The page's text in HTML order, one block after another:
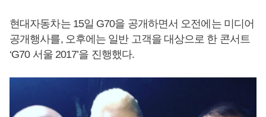
현대자동차는 15일 G70을 공개하면서 오전에는 미디어
공개행사를, 오후에는 일반 고객을 대상으로 한 콘서트
‘G70 서울 2017’을 진행했다.